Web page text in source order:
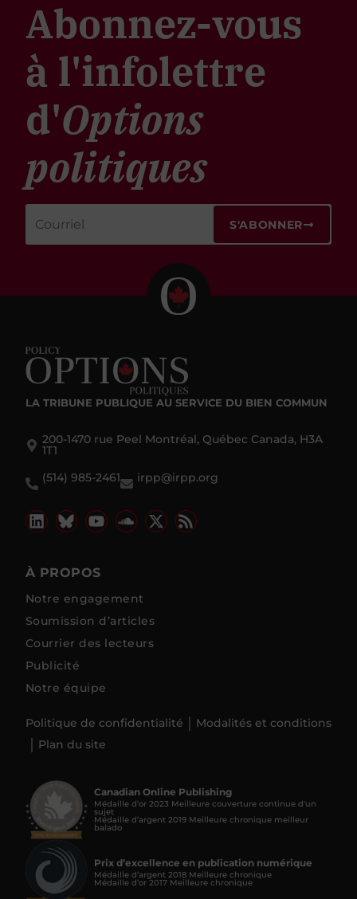
Abonnez-vous
à l'infolettre
d'Options
politiques
S'ABONNER
LA TRIBUNE PUBLIQUE AU SERVICE DU BIEN COMMUN
200-1470 rue Peel Montréal, Québec Canada, H3A
1T1
(514) 985-2461
irpp@irpp.org
À PROPOS
Notre engagement
Soumission d’articles
Courrier des lecteurs
Publicité
Notre équipe
Politique de confidentialité
Modalités et conditions
Plan du site
Canadian Online Publishing
Médaille d’or 2023 Meilleure couverture continue d'un
sujet
Médaille d’argent 2019 Meilleure chronique meilleur
balado
Prix d’excellence en publication numérique
Médaille d’argent 2018 Meilleure chronique
Médaille d’or 2017 Meilleure chronique